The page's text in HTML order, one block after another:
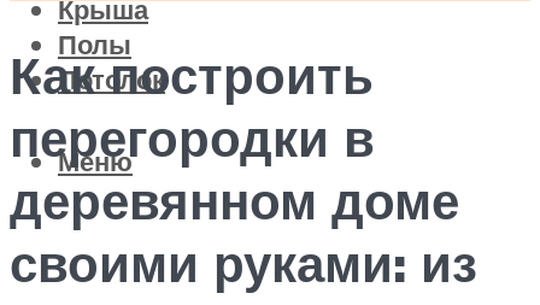
Крыша
Полы
Потолок
Меню
Как построить
перегородки в
деревянном доме
своими руками: из